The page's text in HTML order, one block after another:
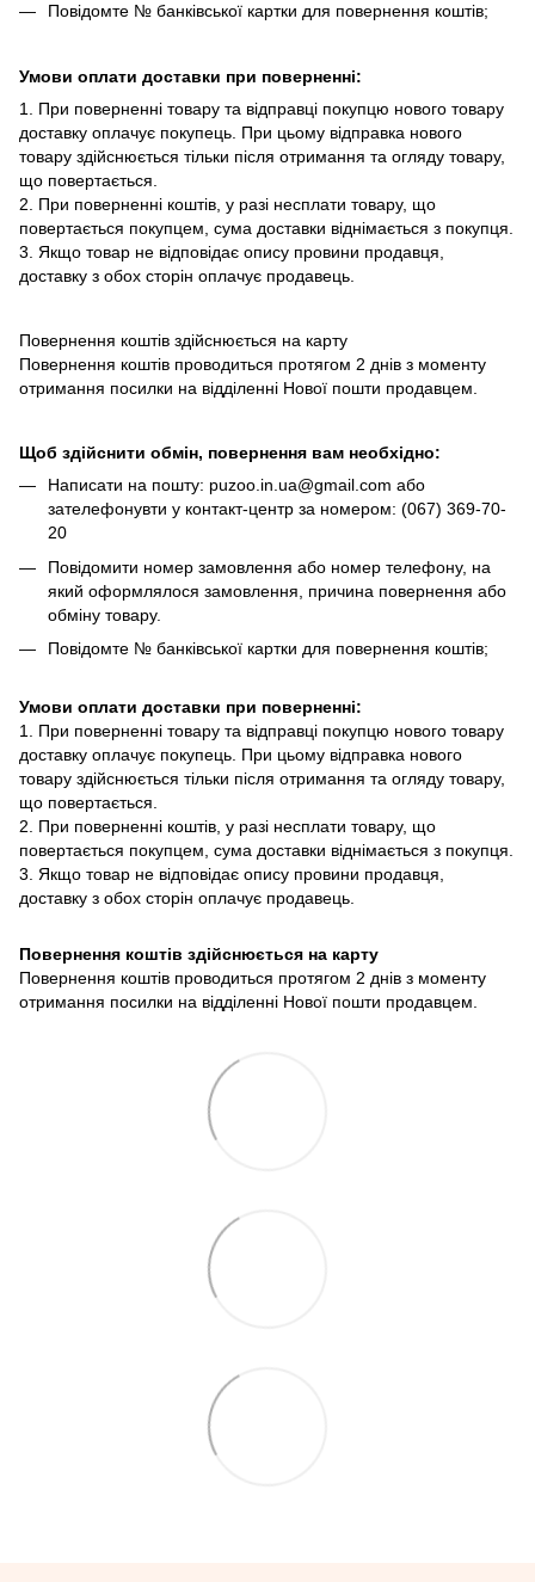
Повідомте № банківської картки для повернення коштів;
Умови оплати доставки при поверненні:
1. При поверненні товару та відправці покупцю нового товару
доставку оплачує покупець. При цьому відправка нового
товару здійснюється тільки після отримання та огляду товару,
що повертається.
2. При поверненні коштів, у разі несплати товару, що
повертається покупцем, сума доставки віднімається з покупця.
3. Якщо товар не відповідає опису провини продавця,
доставку з обох сторін оплачує продавець.
Повернення коштів здійснюється на карту
Повернення коштів проводиться протягом 2 днів з моменту
отримання посилки на відділенні Нової пошти продавцем.
Щоб здійснити обмін, повернення вам необхідно:
Написати на пошту: puzoo.in.ua@gmail.com або
зателефонувти у контакт-центр за номером: (067) 369-70-
20
Повідомити номер замовлення або номер телефону, на
який оформлялося замовлення, причина повернення або
обміну товару.
Повідомте № банківської картки для повернення коштів;
Умови оплати доставки при поверненні:
1. При поверненні товару та відправці покупцю нового товару
доставку оплачує покупець. При цьому відправка нового
товару здійснюється тільки після отримання та огляду товару,
що повертається.
2. При поверненні коштів, у разі несплати товару, що
повертається покупцем, сума доставки віднімається з покупця.
3. Якщо товар не відповідає опису провини продавця,
доставку з обох сторін оплачує продавець.
Повернення коштів здійснюється на карту
Повернення коштів проводиться протягом 2 днів з моменту
отримання посилки на відділенні Нової пошти продавцем.